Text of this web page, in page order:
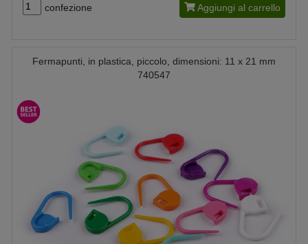
confezione Aggiungi al carrello
Fermapunti, in plastica, piccolo, dimensioni: 11 x 21 mm
740547